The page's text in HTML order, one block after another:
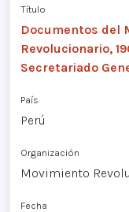
Título
Documentos del
Revolucionario,
Secretariado
País
Perú
Organización
Movimiento
Fecha